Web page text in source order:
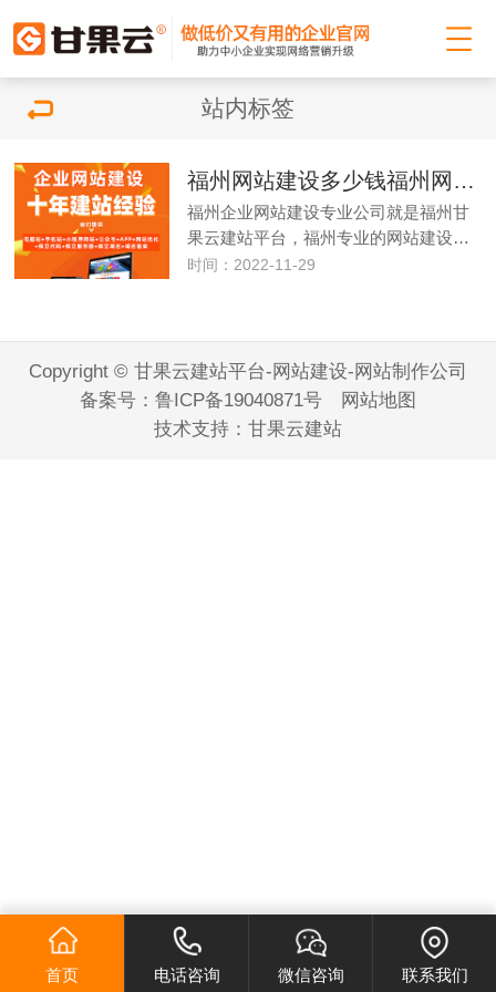
站内标签
福州网站建设多少钱福州网站制作公司
福州企业网站建设专业公司就是福州甘
果云建站平台，福州专业的网站建设…
时间：2022-11-29
Copyright © 甘果云建站平台-网站建设-网站制作公司
备案号： 鲁ICP备19040871号
网站地图
技术支持： 甘果云建站
首页 电话咨询 微信咨询 联系我们